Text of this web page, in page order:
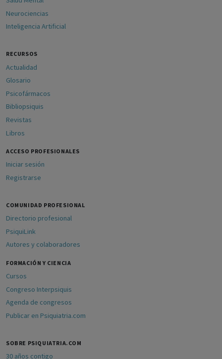
Neurociencias
Inteligencia Artificial
RECURSOS
Actualidad
Glosario
Psicofármacos
Bibliopsiquis
Revistas
Libros
ACCESO PROFESIONALES
Iniciar sesión
Registrarse
COMUNIDAD PROFESIONAL
Directorio profesional
PsiquiLink
Autores y colaboradores
FORMACIÓN Y CIENCIA
Cursos
Congreso Interpsiquis
Agenda de congresos
Publicar en Psiquiatria.com
SOBRE PSIQUIATRIA.COM
30 años contigo